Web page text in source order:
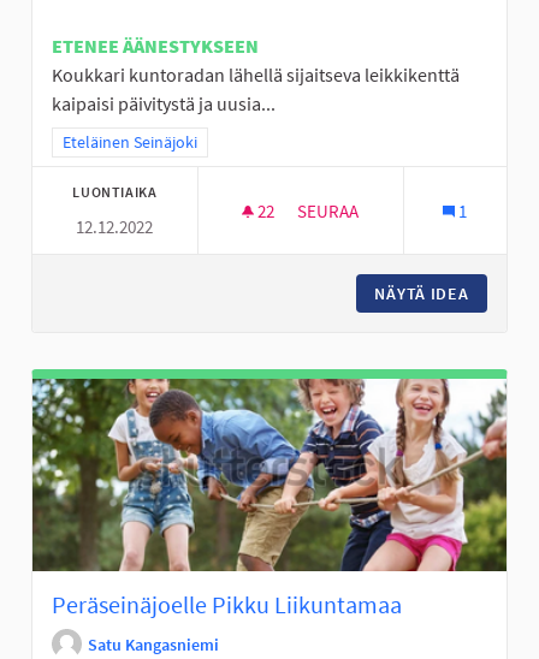
ETENEE ÄÄNESTYKSEEN
Koukkari kuntoradan lähellä sijaitseva leikkikenttä
kaipaisi päivitystä ja uusia...
Rajaa tulokset teeman mukaan: Eteläinen Seinäjoki
Eteläinen Seinäjoki
LUONTIAIKA
12.12.2022
22 22 SEURAAJAA
SEURAA 1
NÄYTÄ IDEA
Peräseinäjoelle Pikku Liikuntamaa
Satu Kangasniemi